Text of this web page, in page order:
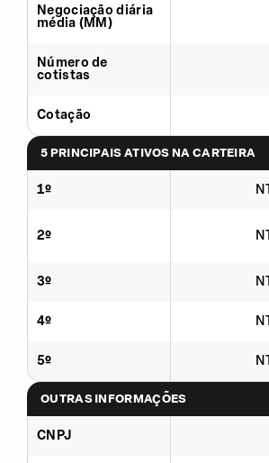
Negociação diária
média (MM)
Número de
cotistas
Cotação
5 PRINCIPAIS ATIVOS NA CARTEIRA
1º
2º
3º
4º
5º
OUTRAS INFORMAÇÕES
CNPJ